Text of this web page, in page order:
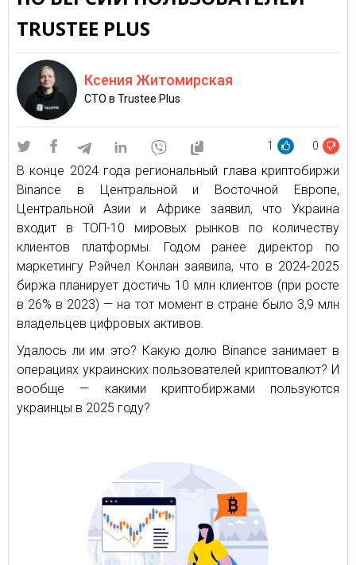
TRUSTEE PLUS
Ксения Житомирская
СТО в Trustee Plus
1 0
В конце 2024 года региональный глава криптобиржи
Binance в Центральной и Восточной Европе,
Центральной Азии и Африке заявил, что Украина
входит в ТОП-10 мировых рынков по количеству
клиентов платформы. Годом ранее директор по
маркетингу Рэйчел Конлан заявила, что в 2024-2025
биржа планирует достичь 10 млн клиентов (при росте
в 26% в 2023) — на тот момент в стране было 3,9 млн
владельцев цифровых активов.
Удалось ли им это? Какую долю Binance занимает в
операциях украинских пользователей криптовалют? И
вообще — какими криптобиржами пользуются
украинцы в 2025 году?